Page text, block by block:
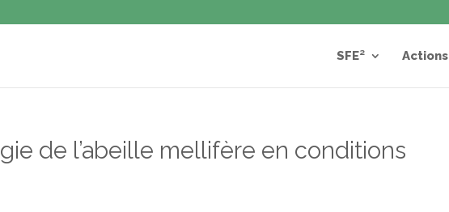
SFE² Actions
de l’abeille mellifère en conditions